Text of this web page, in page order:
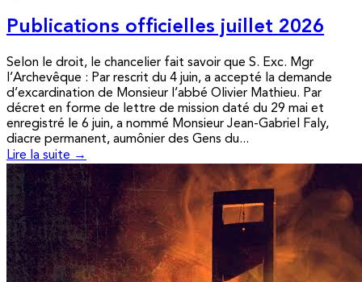
Publications officielles juillet 2026
Selon le droit, le chancelier fait savoir que S. Exc. Mgr
l’Archevêque : Par rescrit du 4 juin, a accepté la demande
d’excardination de Monsieur l’abbé Olivier Mathieu. Par
décret en forme de lettre de mission daté du 29 mai et
enregistré le 6 juin, a nommé Monsieur Jean-Gabriel Faly,
diacre permanent, aumônier des Gens du...
Lire la suite →